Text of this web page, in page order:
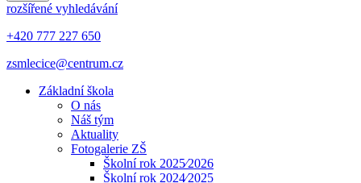
rozšířené vyhledávání
+420 777 227 650
zsmlecice@centrum.cz
Základní škola
O nás
Náš tým
Aktuality
Fotogalerie ZŠ
Školní rok 2025⁄2026
Školní rok 2024⁄2025